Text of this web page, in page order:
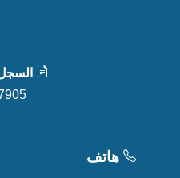
هاتف